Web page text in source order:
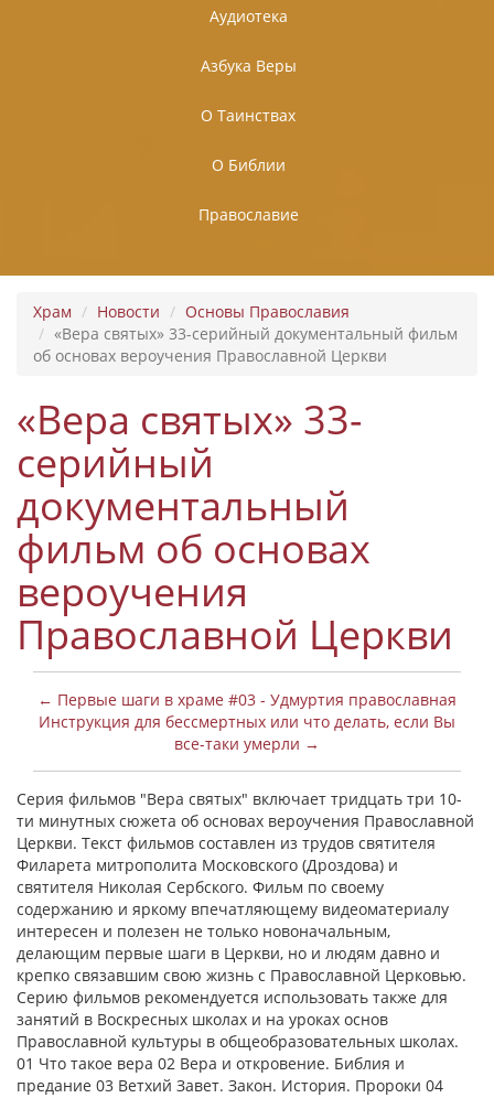
Аудиотека
Азбука Веры
О Таинствах
О Библии
Православие
Храм Новости
Основы Православия
«Вера святых» 33-серийный документальный фильм
об основах вероучения Православной Церкви
«Вера святых» 33-
серийный
документальный
фильм об основах
вероучения
Православной Церкви
← Первые шаги в храме #03 - Удмуртия православная
Инструкция для бессмертных или что делать, если Вы
все-таки умерли →
Серия фильмов "Вера святых" включает тридцать три 10-
ти минутных сюжета об основах вероучения Православной
Церкви. Текст фильмов составлен из трудов святителя
Филарета митрополита Московского (Дроздова) и
святителя Николая Сербского. Фильм по своему
содержанию и яркому впечатляющему видеоматериалу
интересен и полезен не только новоначальным,
делающим первые шаги в Церкви, но и людям давно и
крепко связавшим свою жизнь с Православной Церковью.
Серию фильмов рекомендуется использовать также для
занятий в Воскресных школах и на уроках основ
Православной культуры в общеобразовательных школах.
01 Что такое вера 02 Вера и откровение. Библия и
предание 03 Ветхий Завет. Закон. История. Пророки 04